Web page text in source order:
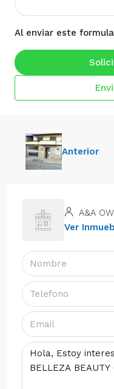
Al enviar este
Anterior
A&A
Ver